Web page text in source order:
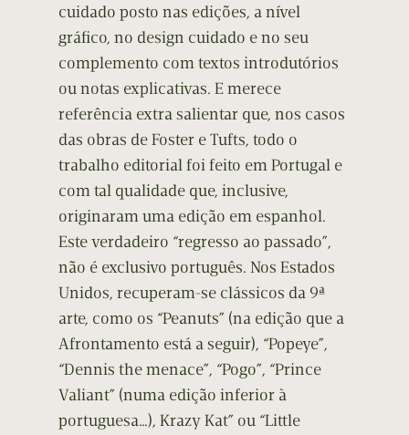
cuidado posto nas edições, a nível
gráfico, no design cuidado e no seu
complemento com textos introdutórios
ou notas explicativas. E merece
referência extra salientar que, nos casos
das obras de Foster e Tufts, todo o
trabalho editorial foi feito em Portugal e
com tal qualidade que, inclusive,
originaram uma edição em espanhol.
Este verdadeiro “regresso ao passado”,
não é exclusivo português. Nos Estados
Unidos, recuperam-se clássicos da 9ª
arte, como os “Peanuts” (na edição que a
Afrontamento está a seguir), “Popeye”,
“Dennis the menace”, “Pogo”, “Prince
Valiant” (numa edição inferior à
portuguesa…), Krazy Kat” ou “Little